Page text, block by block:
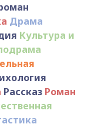
Драма
Культура и
Рассказ Роман